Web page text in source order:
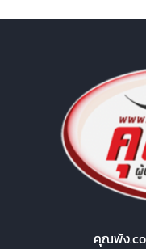
คุณพ้ง